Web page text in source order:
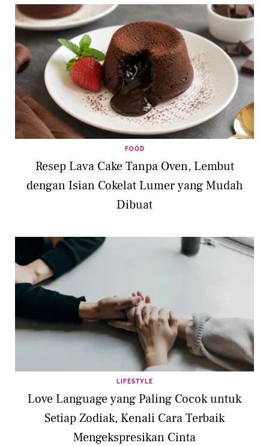
FOOD
Resep Lava Cake Tanpa Oven, Lembut
dengan Isian Cokelat Lumer yang Mudah
Dibuat
LIFESTYLE
Love Language yang Paling Cocok untuk
Setiap Zodiak, Kenali Cara Terbaik
Mengekspresikan Cinta